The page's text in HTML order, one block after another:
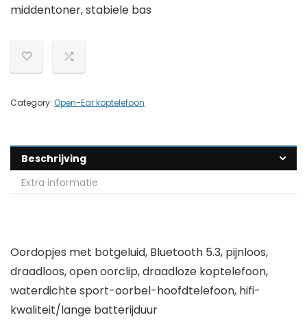
middentoner, stabiele bas
Category: Open-Ear koptelefoon
Beschrijving
Extra informatie
Oordopjes met botgeluid, Bluetooth 5.3, pijnloos,
draadloos, open oorclip, draadloze koptelefoon,
waterdichte sport-oorbel-hoofdtelefoon, hifi-
kwaliteit/lange batterijduur